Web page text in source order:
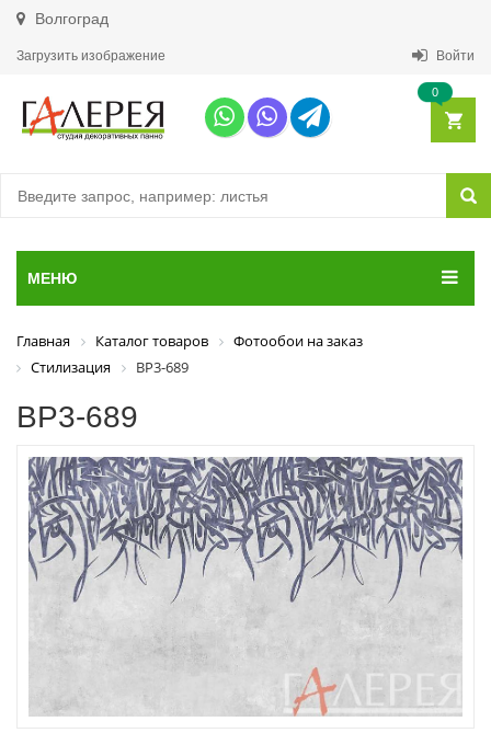
Волгоград
Загрузить изображение Войти
0
МЕНЮ
Главная Каталог товаров
Фотообои на заказ
Стилизация
ВР3-689
ВР3-689